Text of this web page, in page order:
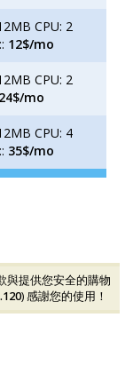
CPU: 2
12$/mo
CPU: 2
24$/mo
CPU: 4
35$/mo
與提供您安全的購物
) 感謝您的使用！